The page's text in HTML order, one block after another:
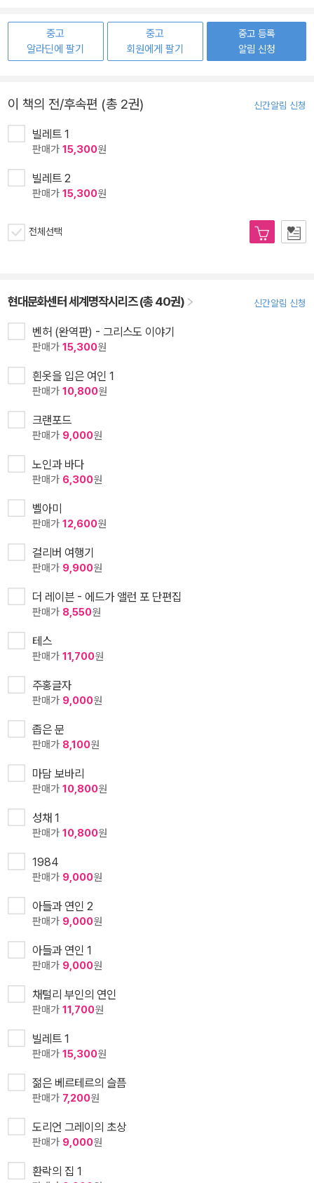
중고
알라딘에 팔기
중고
회원에게 팔기
중고 등록
알림 신청
이 책의 전/후속편 (총 2권) 신간알림 신청
빌레트 1
판매가 15,300원
빌레트 2
판매가 15,300원
전체선택
현대문화센터 세계명작시리즈 (총 40권) 신간알림 신청
벤허 (완역판) - 그리스도 이야기
판매가 15,300원
흰옷을 입은 여인 1
판매가 10,800원
크랜포드
판매가 9,000원
노인과 바다
판매가 6,300원
벨아미
판매가 12,600원
걸리버 여행기
판매가 9,900원
더 레이븐 - 에드가 앨런 포 단편집
판매가 8,550원
테스
판매가 11,700원
주홍글자
판매가 9,000원
좁은 문
판매가 8,100원
마담 보바리
판매가 10,800원
성채 1
판매가 10,800원
1984
판매가 9,000원
아들과 연인 2
판매가 9,000원
아들과 연인 1
판매가 9,000원
채털리 부인의 연인
판매가 11,700원
빌레트 1
판매가 15,300원
젊은 베르테르의 슬픔
판매가 7,200원
도리언 그레이의 초상
판매가 9,000원
환락의 집 1